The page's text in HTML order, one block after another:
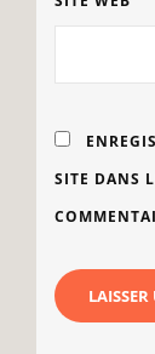
SITE DANS